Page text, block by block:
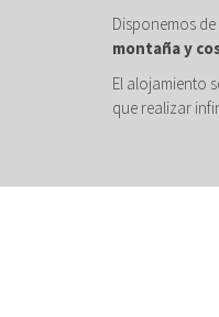
Disponemos de
montaña y
El alojamiento
que realizar